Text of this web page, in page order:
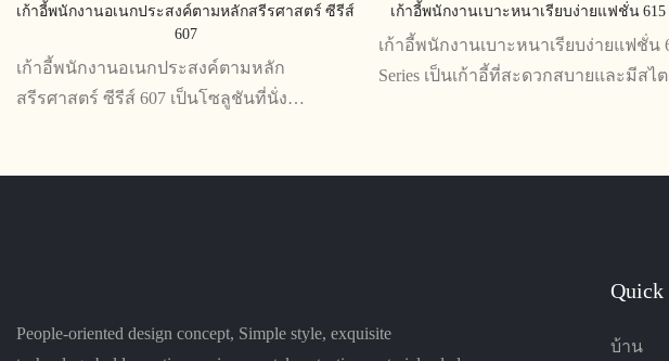
เก้าอี้พนักงานอเนกประสงค์ตามหลักสรีรศาสตร์ ซีรีส์
607
เก้าอี้พนักงานอเนกประสงค์ตามหลัก
สรีรศาสตร์ ซีรีส์ 607 เป็นโซลูชันที่นั่ง
เก้าอี้พนักงานเบาะหนาเรียบง่ายแฟชั่น 615
เก้าอี้พนักงานเบาะหนาเรียบง่ายแฟชั่น
Series เป็นเก้าอี้ที่สะดวกสบายและมีสไ
People-oriented design concept, Simple style, exquisite
Quick
บ้าน